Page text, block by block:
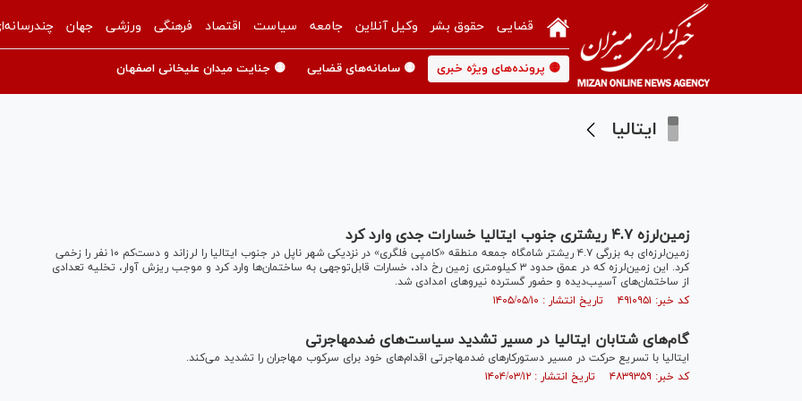
قضایی حقوق بشر وکیل آنلاین جامعه سیاست اقتصاد فرهنگی ورزشی جهان
🟡 پرونده‌های ویژه خبری 🟡 سامانه‌های قضایی 🟡 جنایت میدان علیخانی اصفهان
ایتالیا
زمین‌لرزه ۴.۷ ریشتری جنوب ایتالیا خسارات جدی وارد کرد
زمین‌لرزه‌ای به بزرگی ۴.۷ ریشتر شامگاه جمعه منطقه «کامپی فلگری» در نزدیکی شهر ناپل در جنوب ایتالیا را لرزاند و دست‌کم ۱۰ نفر را زخمی
کرد. این زمین‌لرزه که در عمق حدود ۳ کیلومتری زمین رخ داد، خسارات قابل‌توجهی به ساختمان‌ها وارد کرد و موجب ریزش آوار، تخلیه تعدادی
از ساختمان‌های آسیب‌دیده و حضور گسترده نیروهای امدادی شد.
کد خبر: ۴۹۱۰۹۵۱ تاریخ انتشار : ۱۴۰۵/۰۵/۱۰
گام‌های شتابان ایتالیا در مسیر تشدید سیاست‌های ضدمهاجرتی
ایتالیا با تسریع حرکت در مسیر دستورکار‌های ضدمهاجرتی اقدام‌های خود برای سرکوب مهاجران را تشدید می‌کند.
کد خبر: ۴۸۳۹۳۵۹ تاریخ انتشار : ۱۴۰۴/۰۳/۱۲